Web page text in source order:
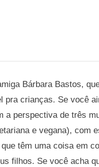
Bárbara Bastos,
pra crianças. Se você
a perspectiva de três
e vegana), com
têm uma coisa em
filhos. Se você acha